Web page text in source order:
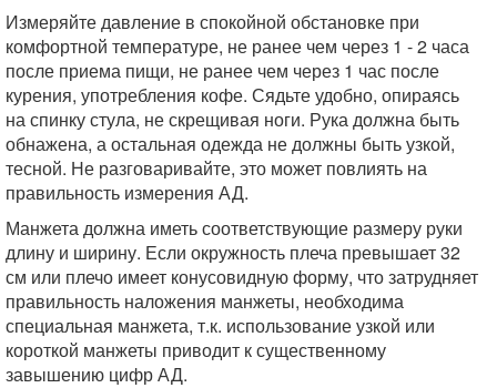
Измеряйте давление в спокойной обстановке при
комфортной температуре, не ранее чем через 1 - 2 часа
после приема пищи, не ранее чем через 1 час после
курения, употребления кофе. Сядьте удобно, опираясь
на спинку стула, не скрещивая ноги. Рука должна быть
обнажена, а остальная одежда не должны быть узкой,
тесной. Не разговаривайте, это может повлиять на
правильность измерения АД.
Манжета должна иметь соответствующие размеру руки
длину и ширину. Если окружность плеча превышает 32
см или плечо имеет конусовидную форму, что затрудняет
правильность наложения манжеты, необходима
специальная манжета, т.к. использование узкой или
короткой манжеты приводит к существенному
завышению цифр АД.